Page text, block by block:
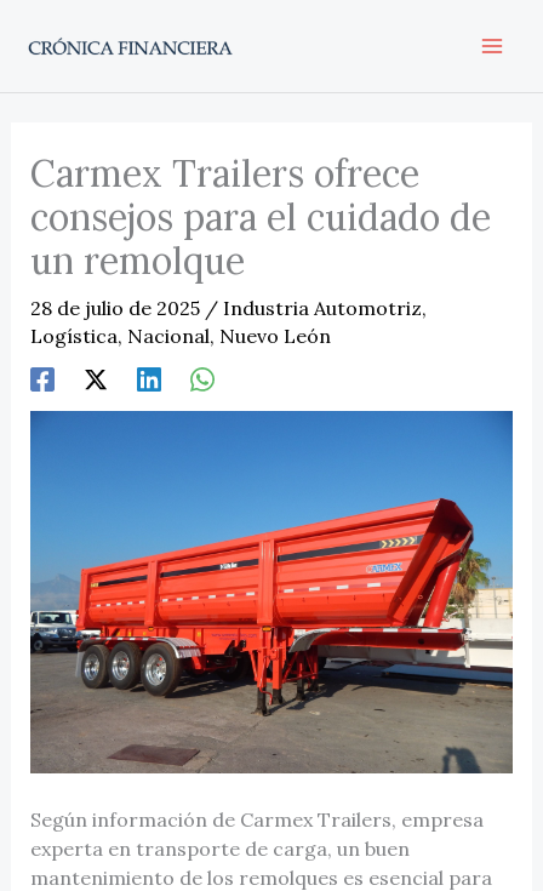
Carmex Trailers ofrece
consejos para el cuidado de
un remolque
28 de julio de 2025 / Industria Automotriz,
Logística, Nacional, Nuevo León
Según información de Carmex Trailers, empresa
experta en transporte de carga, un buen
mantenimiento de los remolques es esencial para